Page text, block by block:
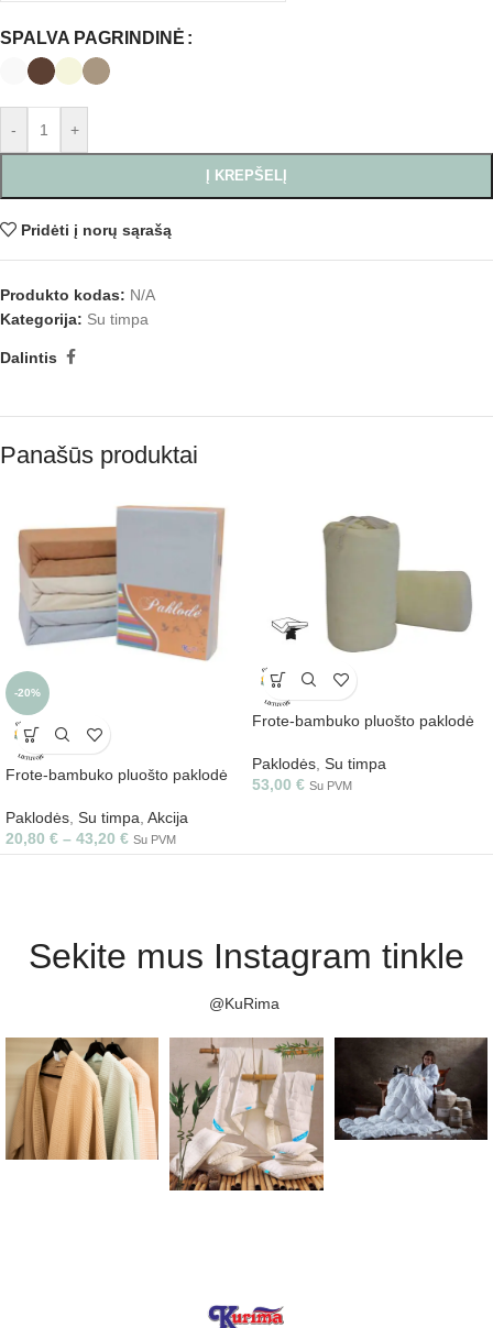
SPALVA PAGRINDINĖ
- +
Į KREPŠELĮ
Pridėti į norų sąrašą
Produkto kodas: N/A
Kategorija: Su timpa
Dalintis
Panašūs produktai
-20%
Frote-bambuko pluošto paklodė
Paklodės, Su timpa, Akcija
20,80 € – 43,20 € Su PVM
Frote-bambuko pluošto paklodė
Paklodės, Su timpa
53,00 € Su PVM
Sekite mus Instagram tinkle
@KuRima